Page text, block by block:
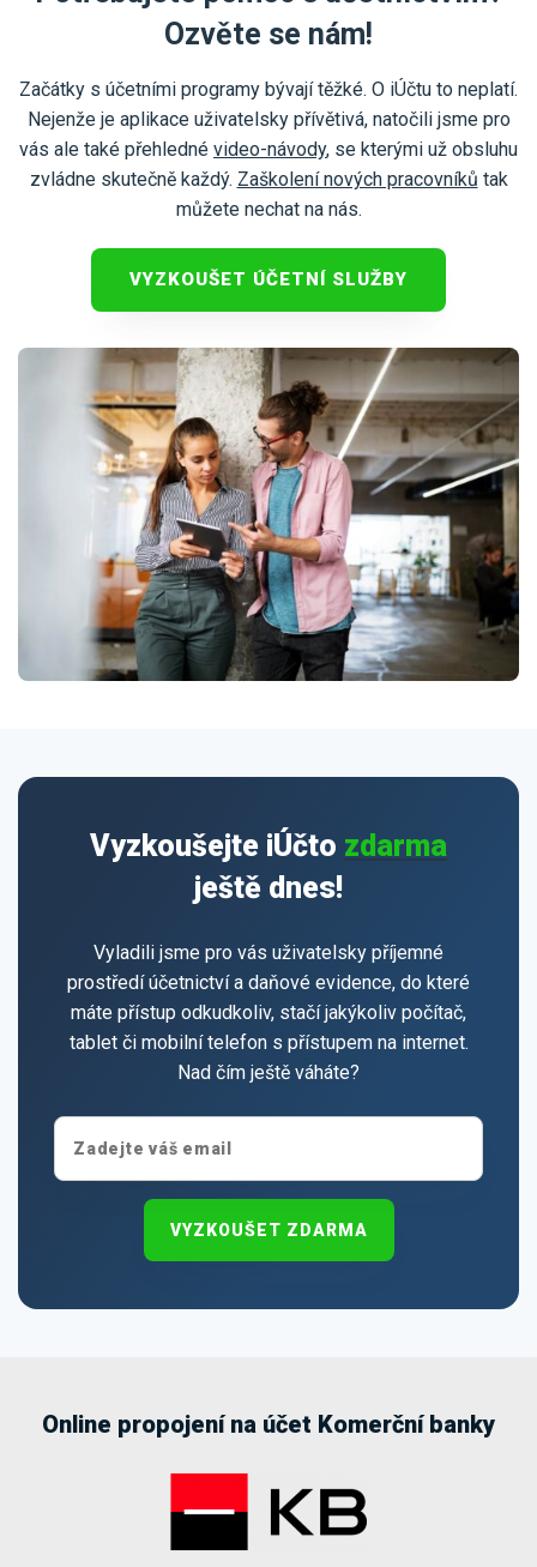
Daňová evidence je upravena zákonem o daních z příjmů.
Vše o daňové evidenci najdetezde .
Ozvěte se nám!
Začátky s účetními programy bývají těžké. O iÚčtu to neplatí.
Nejenže je aplikace uživatelsky přívětivá, natočili jsme pro
vás ale také přehledné video-návody, se kterými už obsluhu
zvládne skutečně každý. Zaškolení nových pracovníků tak
můžete nechat na nás.
VYZKOUŠET ÚČETNÍ SLUŽBY
Vyzkoušejte iÚčto zdarma
ještě dnes!
Vyladili jsme pro vás uživatelsky příjemné
prostředí účetnictví a daňové evidence, do které
máte přístup odkudkoliv, stačí jakýkoliv počítač,
tablet či mobilní telefon s přístupem na internet.
Nad čím ještě váháte?
VYZKOUŠET ZDARMA
Online propojení na účet Komerční banky